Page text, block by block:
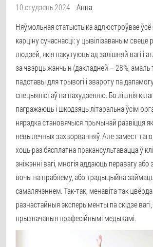
10 студзень 2024
Анна
Няўмольная статыстыка адлюстроўвае
карціну сучаснасці: у цывілізаваным свеце
людзей, якія пакутуюць ад залішняй вагі і
за чвэрць жанчын (дакладней – 28%, амаль
падставы для трывогі і звароту па
спецыялістаў па пахудзенню. Бо лішнія
пагражаюць і шкодзяць літаральна ўсім
нярэдка становячыся прычынай развіцця як
невылечных захворванняў. Але замест
хоць раз бясплатна пракансультавацца ў
зніжэнні вагі, многія аддаюць перавагу
вочы на праблему, або традыцыйна
самалячэннем. Так-так, менавіта так
разнастайныя эксперыменты па скідзе
прызначаныя прафесійнымі медыкамі.